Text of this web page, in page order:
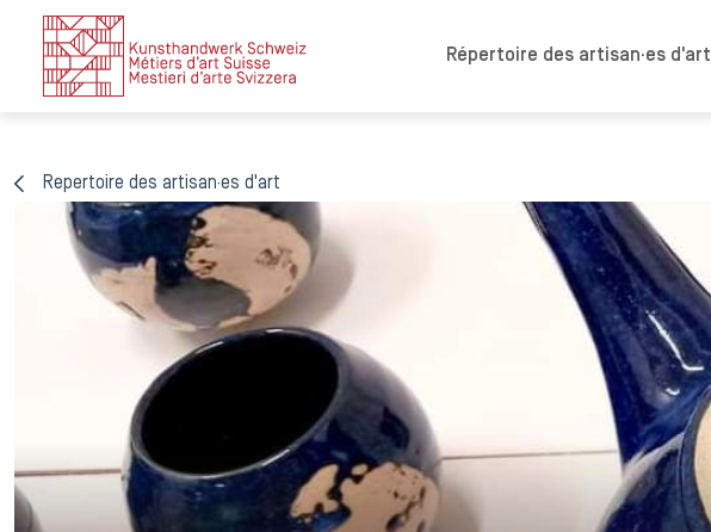
Répertoire des artisan·es d'art
Repertoire des artisan·es d'art